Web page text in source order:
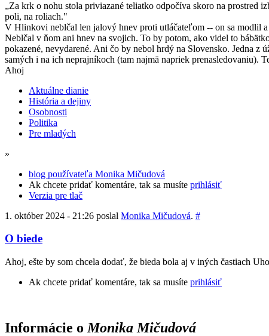
„Za krk o nohu stola priviazané teliatko odpočíva skoro na prostred
poli, na roliach."
V Hlinkovi neblčal len jalový hnev proti utláčateľom -- on sa modlil
Neblčal v ňom ani hnev na svojich. To by potom, ako videl to
pokazené, nevydarené. Ani čo by nebol hrdý na Slovensko. Jedna
samých i na ich neprajníkoch (tam najmä napriek prenasledovaniu).
Ahoj
Aktuálne dianie
História a dejiny
Osobnosti
Politika
Pre mladých
»
blog používateľa Monika Mičudová
Ak chcete pridať komentáre, tak sa musíte prihlásiť
Verzia pre tlač
1. október 2024 - 21:26 poslal Monika Mičudová. #
O biede
Ahoj, ešte by som chcela dodať, že bieda bola aj v iných častiach
Ak chcete pridať komentáre, tak sa musíte prihlásiť
Informácie o Monika Mičudová